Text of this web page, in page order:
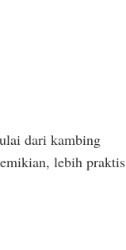
dari kambing
lebih praktis